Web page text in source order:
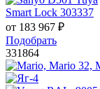
Smart Lock 303337
от 183 967 ₽
Подобрать
331864